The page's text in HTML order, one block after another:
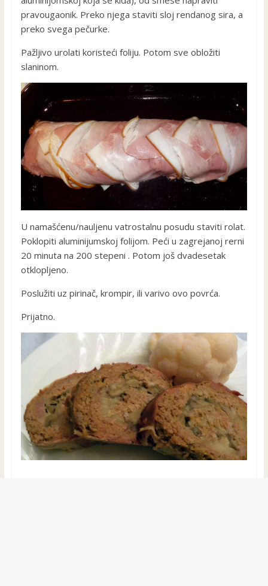
pravougaonik. Preko njega staviti sloj rendanog sira, a
preko svega pečurke.
Pažljivo urolati koristeći foliju. Potom sve obložiti
slaninom.
U namašćenu/nauljenu vatrostalnu posudu staviti rolat.
Poklopiti aluminijumskoj folijom. Peći u zagrejanoj rerni
20 minuta na 200 stepeni . Potom još dvadesetak
otklopljeno.
Poslužiti uz pirinač, krompir, ili varivo ovo povrća.
Prijatno.